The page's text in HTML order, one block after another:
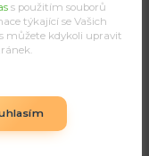
s použitím souborů
týkající se Vašich
můžete kdykoli upravit